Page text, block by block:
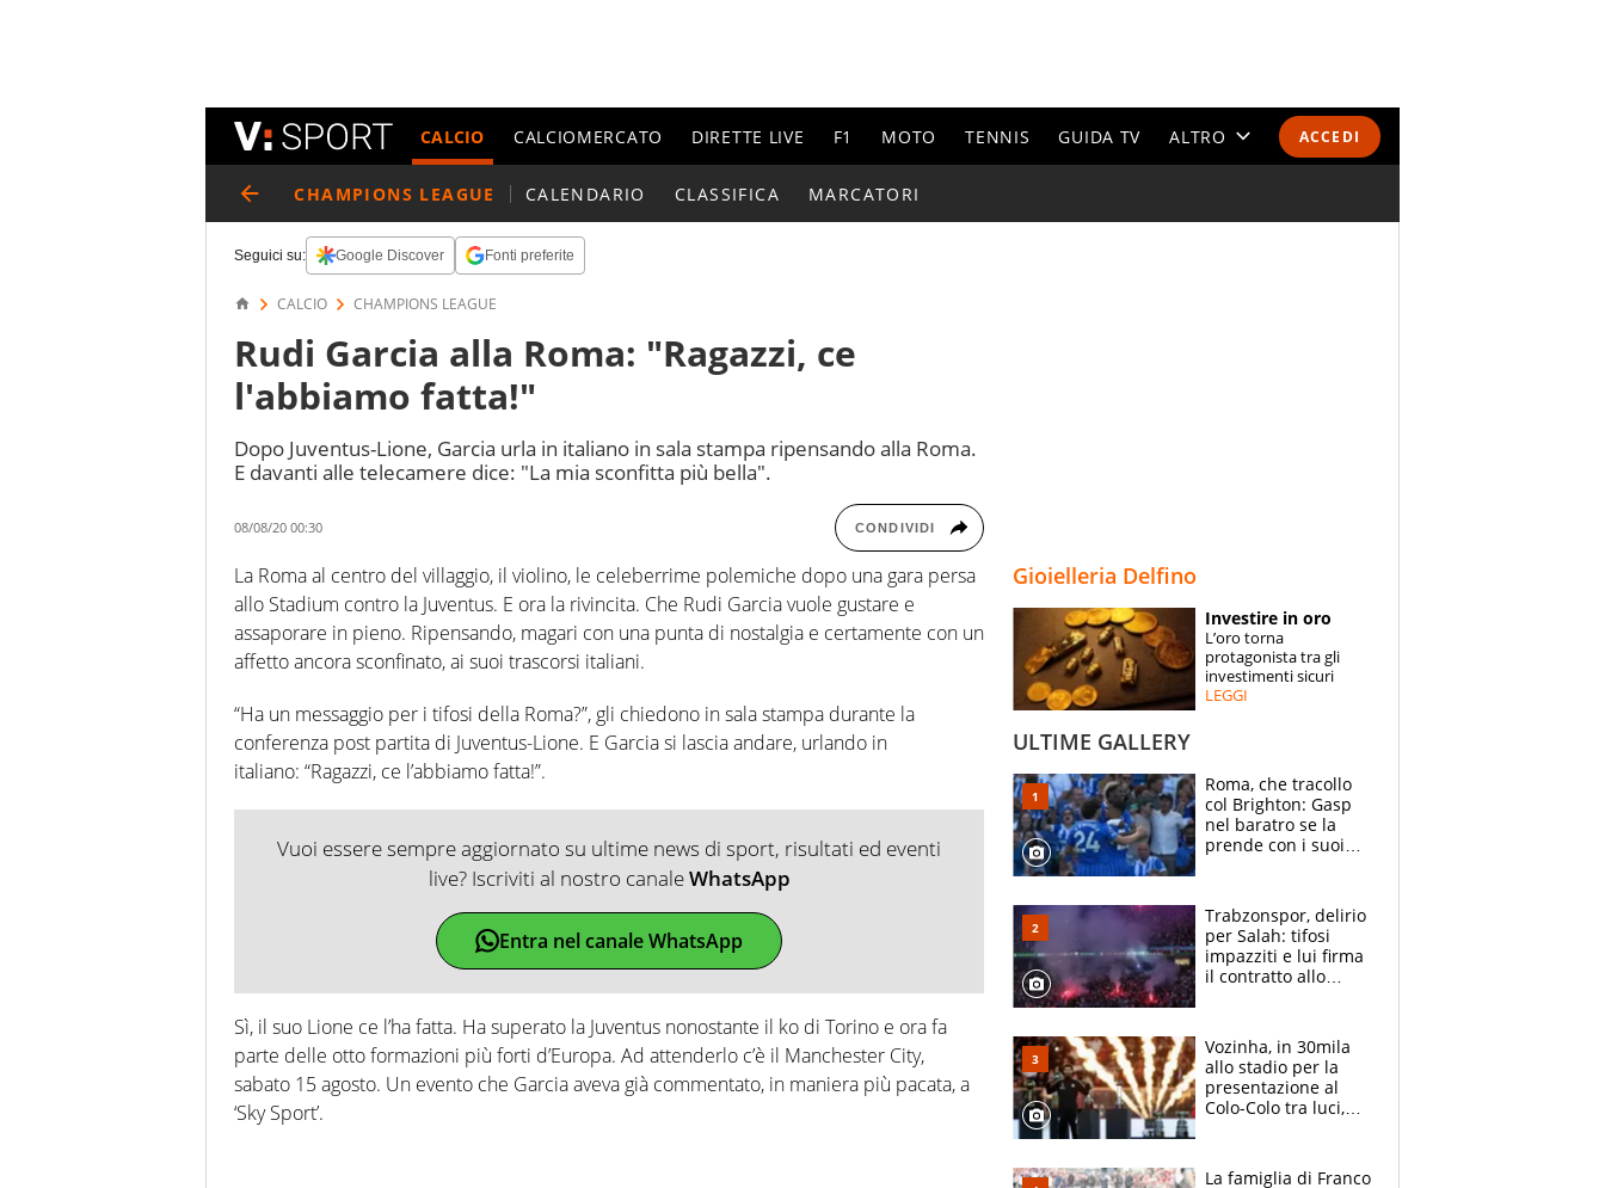
ACCEDI
CALCIO CALCIOMERCATO DIRETTE LIVE F1 MOTO TENNIS GUIDA TV ALTRO
ESPERTI
CONTATTI
CHAMPIONS LEAGUE CALENDARIO CLASSIFICA MARCATORI
Seguici su: Google Discover Fonti preferite
CALCIO CHAMPIONS LEAGUE
Rudi Garcia alla Roma: "Ragazzi, ce
l'abbiamo fatta!"
Dopo Juventus-Lione, Garcia urla in italiano in sala stampa ripensando alla Roma.
E davanti alle telecamere dice: "La mia sconfitta più bella".
08/08/20 00:30 CONDIVIDI
La Roma al centro del villaggio, il violino, le celeberrime polemiche dopo una gara persa
allo Stadium contro la Juventus. E ora la rivincita. Che Rudi Garcia vuole gustare e
assaporare in pieno. Ripensando, magari con una punta di nostalgia e certamente con un
affetto ancora sconfinato, ai suoi trascorsi italiani.
“Ha un messaggio per i tifosi della Roma?”, gli chiedono in sala stampa durante la
conferenza post partita di Juventus-Lione. E Garcia si lascia andare, urlando in
italiano: “Ragazzi, ce l’abbiamo fatta!”.
Vuoi essere sempre aggiornato su ultime news di sport, risultati ed eventi
live? Iscriviti al nostro canaleWhatsApp
Entra nel canale WhatsApp
Sì, il suo Lione ce l’ha fatta. Ha superato la Juventus nonostante il ko di Torino e ora fa
parte delle otto formazioni più forti d’Europa. Ad attenderlo c’è il Manchester City,
sabato 15 agosto. Un evento che Garcia aveva già commentato, in maniera più pacata, a
‘Sky Sport’.
Gioielleria Delfino
Investire in oro
L’oro torna
protagonista tra gli
investimenti sicuri
LEGGI
ULTIME GALLERY
Roma, che tracollo
col Brighton: Gasp
nel baratro se la
prende con i suoi
Trabzonspor, delirio
per Salah: tifosi
impazziti e lui firma
il contratto allo
Vozinha, in 30mila
allo stadio per la
presentazione al
Colo-Colo tra luci,
La famiglia di Franco